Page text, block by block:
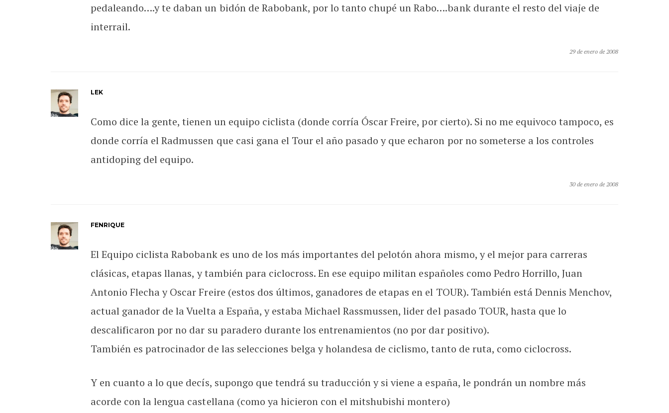
pedaleando….y te daban un bidón de Rabobank, por lo tanto chupé un Rabo….bank durante el resto del viaje de
interrail.
29 de enero de 2008
LEK
Como dice la gente, tienen un equipo ciclista (donde corría Óscar Freire, por cierto). Si no me equivoco tampoco, es
donde corría el Radmussen que casi gana el Tour el año pasado y que echaron por no someterse a los controles
antidoping del equipo.
30 de enero de 2008
FENRIQUE
El Equipo ciclista Rabobank es uno de los más importantes del pelotón ahora mismo, y el mejor para carreras
clásicas, etapas llanas, y también para ciclocross. En ese equipo militan españoles como Pedro Horrillo, Juan
Antonio Flecha y Oscar Freire (estos dos últimos, ganadores de etapas en el TOUR). También está Dennis Menchov,
actual ganador de la Vuelta a España, y estaba Michael Rassmussen, lider del pasado TOUR, hasta que lo
descalificaron por no dar su paradero durante los entrenamientos (no por dar positivo).
También es patrocinador de las selecciones belga y holandesa de ciclismo, tanto de ruta, como ciclocross.
Y en cuanto a lo que decís, supongo que tendrá su traducción y si viene a españa, le pondrán un nombre más
acorde con la lengua castellana (como ya hicieron con el mitshubishi montero)